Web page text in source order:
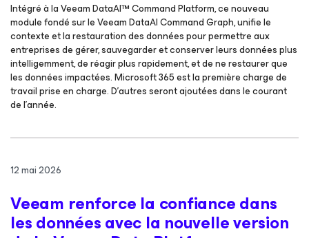
Intégré à la Veeam DataAI™ Command Platform, ce nouveau
module fondé sur le Veeam DataAI Command Graph, unifie le
contexte et la restauration des données pour permettre aux
entreprises de gérer, sauvegarder et conserver leurs données plus
intelligemment, de réagir plus rapidement, et de ne restaurer que
les données impactées. Microsoft 365 est la première charge de
travail prise en charge. D’autres seront ajoutées dans le courant
de l’année.
12 mai 2026
Veeam renforce la confiance dans
les données avec la nouvelle version